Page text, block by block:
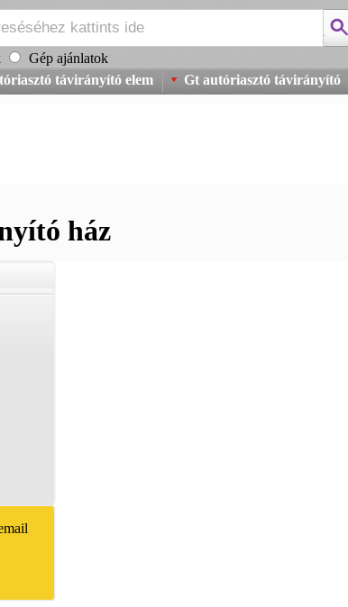
Gép ajánlatok
távirányító elem Gt autóriasztó távirányító
ház